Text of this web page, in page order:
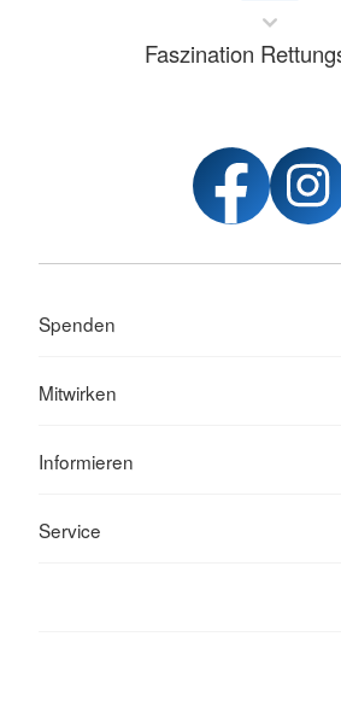
Faszination
Spenden
Mitwirken
Informieren
Service